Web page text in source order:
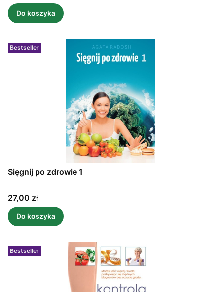
Do koszyka
Bestseller
Sięgnij po zdrowie 1
Cena
27,00 zł
Do koszyka
Bestseller